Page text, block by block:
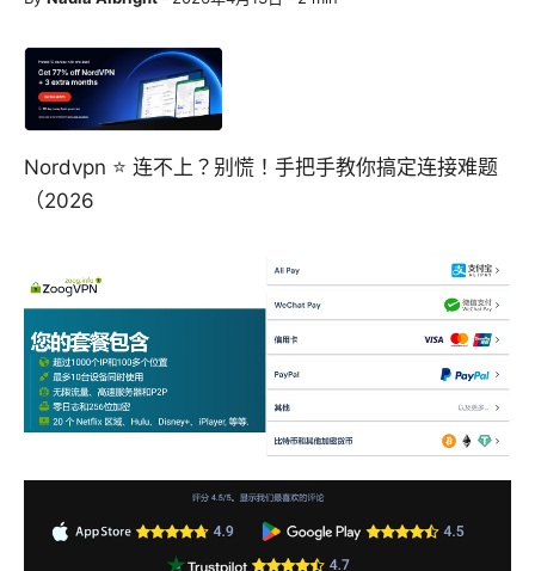
Nordvpn ⭐ 连不上？别慌！手把手教你搞定连接难题
（2026